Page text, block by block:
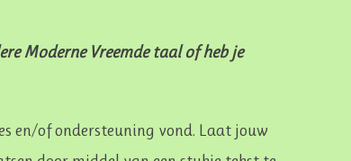
Moderne Vreemde taal of heb je
en/of ondersteuning vond. Laat jouw